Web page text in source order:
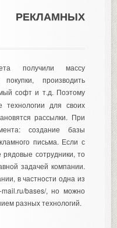
получили массу
производить
софт и т.д. Поэтому
технологии для своих
рассылки. При
создание базы
письма. Если с
рядовые сотрудники, то
задачей компании.
в частности одна из
bases/, но можно
разных технологий.